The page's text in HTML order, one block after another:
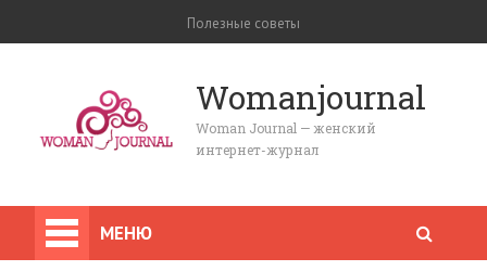
Полезные советы
Womanjournal
Woman Journal — женский
интернет-журнал
МЕНЮ